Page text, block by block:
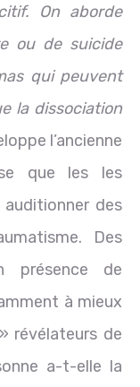
On aborde
ou de suicide
qui peuvent
la dissociation
l’ancienne
que les les
des
Des
présence de
à mieux
» révélateurs de
a-t-elle la